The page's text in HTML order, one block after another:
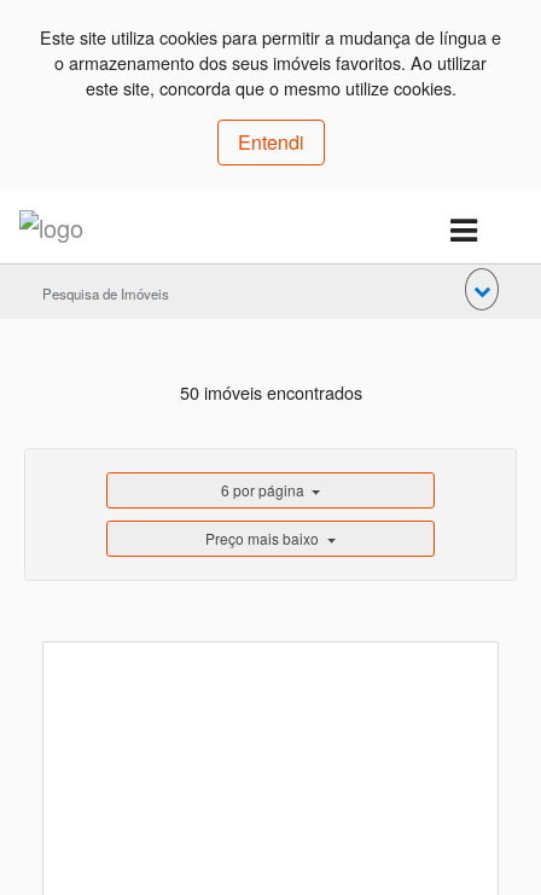
Este site utiliza cookies para permitir a mudança de língua e
o armazenamento dos seus imóveis favoritos. Ao utilizar
este site, concorda que o mesmo utilize cookies.
Entendi
Pesquisa de Imóveis
50 imóveis encontrados
6 por página
Preço mais baixo